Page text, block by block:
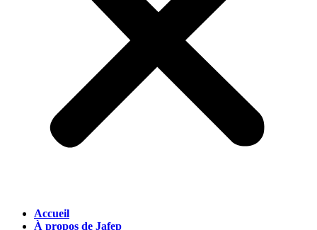
Accueil
À propos de Jafep